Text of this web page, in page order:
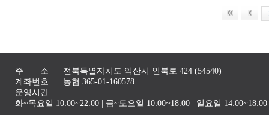
주 소
전북특별자치도 익산시 인북로 424 (54540)
계좌번호
농협 365-01-160578
운영시간
화~목요일 10:00~22:00 | 금~토요일 10:00~18:00 | 일요일